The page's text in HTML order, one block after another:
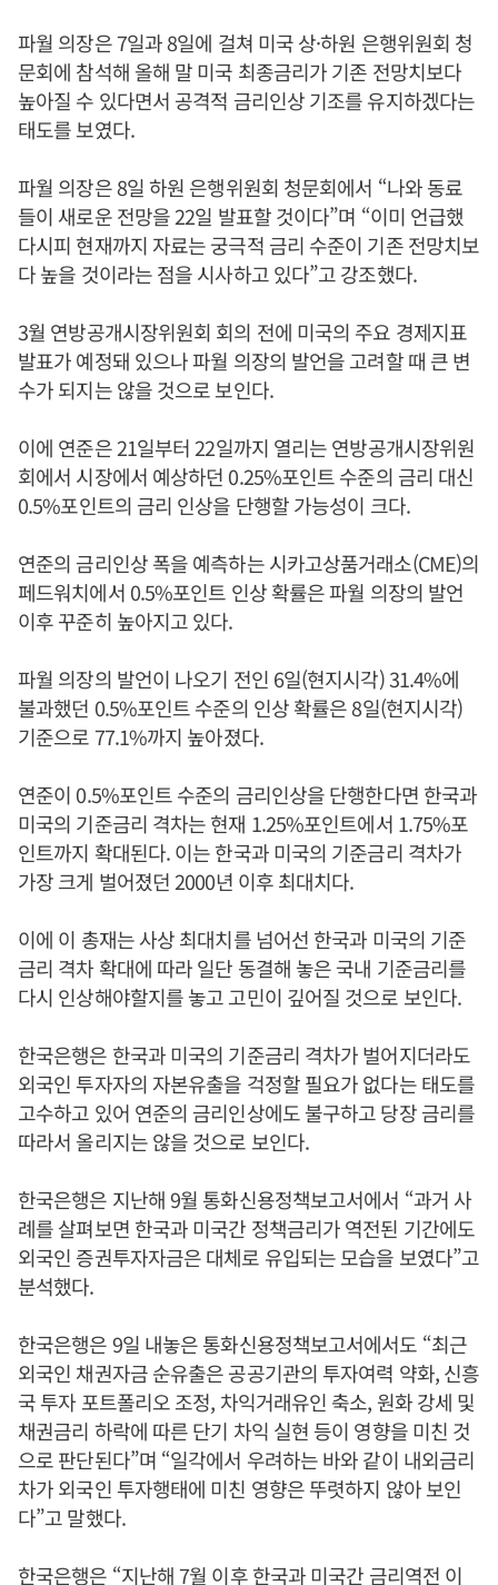
파월 의장은 7일과 8일에 걸쳐 미국 상·하원 은행위원회 청
문회에 참석해 올해 말 미국 최종금리가 기존 전망치보다
높아질 수 있다면서 공격적 금리인상 기조를 유지하겠다는
태도를 보였다.
파월 의장은 8일 하원 은행위원회 청문회에서 “나와 동료
들이 새로운 전망을 22일 발표할 것이다”며 “이미 언급했
다시피 현재까지 자료는 궁극적 금리 수준이 기존 전망치보
다 높을 것이라는 점을 시사하고 있다”고 강조했다.
3월 연방공개시장위원회 회의 전에 미국의 주요 경제지표
발표가 예정돼 있으나 파월 의장의 발언을 고려할 때 큰 변
수가 되지는 않을 것으로 보인다.
이에 연준은 21일부터 22일까지 열리는 연방공개시장위원
회에서 시장에서 예상하던 0.25%포인트 수준의 금리 대신
0.5%포인트의 금리 인상을 단행할 가능성이 크다.
연준의 금리인상 폭을 예측하는 시카고상품거래소(CME)의
페드워치에서 0.5%포인트 인상 확률은 파월 의장의 발언
이후 꾸준히 높아지고 있다.
파월 의장의 발언이 나오기 전인 6일(현지시각) 31.4%에
불과했던 0.5%포인트 수준의 인상 확률은 8일(현지시각)
기준으로 77.1%까지 높아졌다.
연준이 0.5%포인트 수준의 금리인상을 단행한다면 한국과
미국의 기준금리 격차는 현재 1.25%포인트에서 1.75%포
인트까지 확대된다. 이는 한국과 미국의 기준금리 격차가
가장 크게 벌어졌던 2000년 이후 최대치다.
이에 이 총재는 사상 최대치를 넘어선 한국과 미국의 기준
금리 격차 확대에 따라 일단 동결해 놓은 국내 기준금리를
다시 인상해야할지를 놓고 고민이 깊어질 것으로 보인다.
한국은행은 한국과 미국의 기준금리 격차가 벌어지더라도
외국인 투자자의 자본유출을 걱정할 필요가 없다는 태도를
고수하고 있어 연준의 금리인상에도 불구하고 당장 금리를
따라서 올리지는 않을 것으로 보인다.
한국은행은 지난해 9월 통화신용정책보고서에서 “과거 사
례를 살펴보면 한국과 미국간 정책금리가 역전된 기간에도
외국인 증권투자자금은 대체로 유입되는 모습을 보였다”고
분석했다.
한국은행은 9일 내놓은 통화신용정책보고서에서도 “최근
외국인 채권자금 순유출은 공공기관의 투자여력 약화, 신흥
국 투자 포트폴리오 조정, 차익거래유인 축소, 원화 강세 및
채권금리 하락에 따른 단기 차익 실현 등이 영향을 미친 것
으로 판단된다”며 “일각에서 우려하는 바와 같이 내외금리
차가 외국인 투자행태에 미친 영향은 뚜렷하지 않아 보인
다”고 말했다.
한국은행은 “지난해 7월 이후 한국과 미국간 금리역전 이